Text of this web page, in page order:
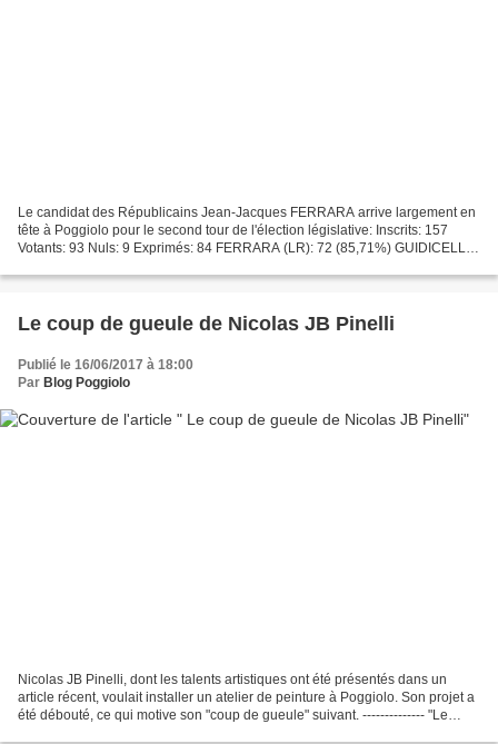
Le candidat des Républicains Jean-Jacques FERRARA arrive largement en
tête à Poggiolo pour le second tour de l'élection législative: Inscrits: 157
Votants: 93 Nuls: 9 Exprimés: 84 FERRARA (LR): 72 (85,71%) GUIDICELLI
Le coup de gueule de Nicolas JB Pinelli
Publié le 16/06/2017 à 18:00
Par Blog Poggiolo
Nicolas JB Pinelli, dont les talents artistiques ont été présentés dans un
article récent, voulait installer un atelier de peinture à Poggiolo. Son projet a
été débouté, ce qui motive son "coup de gueule" suivant. -------------- "Le